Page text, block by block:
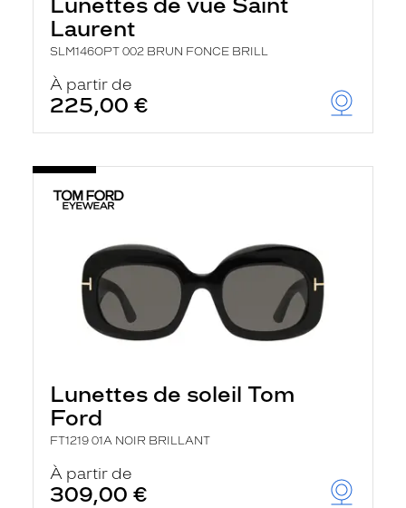
Laurent
SLM146OPT 002 BRUN FONCE BRILL
À partir de
225,00 €
Lunettes de soleil Tom
Ford
FT1219 01A NOIR BRILLANT
À partir de
309,00 €